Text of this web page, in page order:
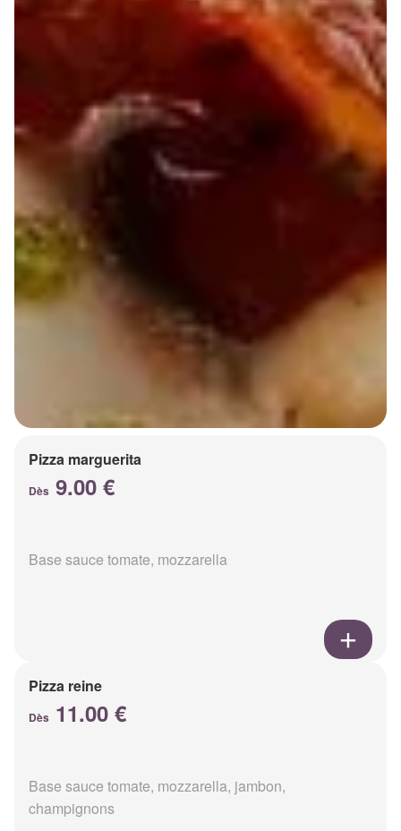
Pizza marguerita
Dès 9.00 €
Base sauce tomate, mozzarella
Pizza reine
Dès 11.00 €
Base sauce tomate, mozzarella, jambon,
champignons